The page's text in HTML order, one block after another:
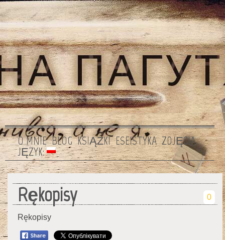
O MNIE BLOG KSIĄŻKI ESEISTYKA ZDJĘCIA
JĘZYK:
Rękopisy 0
Rękopisy